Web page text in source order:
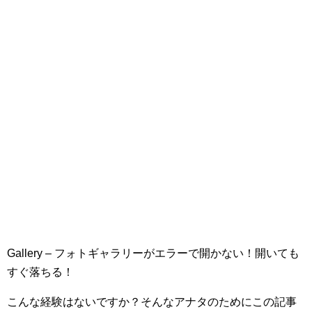
Gallery – フォトギャラリーがエラーで開かない！開いても
すぐ落ちる！
こんな経験はないですか？そんなアナタのためにこの記事